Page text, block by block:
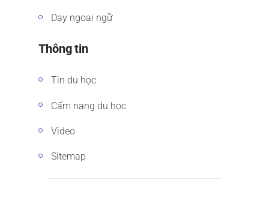
Dạy ngoại ngữ
Thông tin
Tin du học
Cẩm nang du học
Video
Sitemap